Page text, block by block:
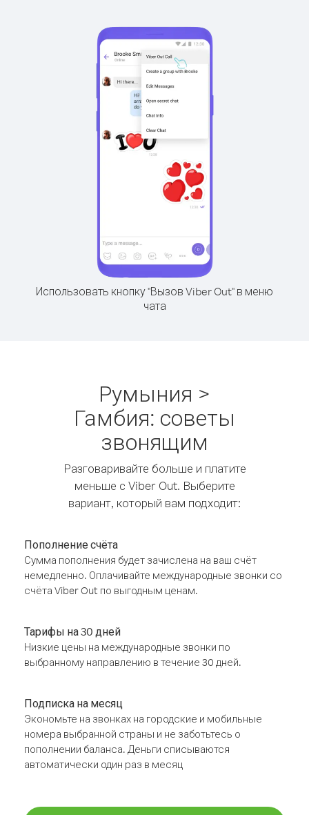
Использовать кнопку "Вызов Viber Out" в меню
чата
Румыния >
Гамбия: советы
звонящим
Разговаривайте больше и платите
меньше с Viber Out. Выберите
вариант, который вам подходит:
Пополнение счёта
Сумма пополнения будет зачислена на ваш счёт
немедленно. Оплачивайте международные звонки со
счёта Viber Out по выгодным ценам.
Тарифы на 30 дней
Низкие цены на международные звонки по
выбранному направлению в течение 30 дней.
Подписка на месяц
Экономьте на звонках на городские и мобильные
номера выбранной страны и не заботьтесь о
пополнении баланса. Деньги списываются
автоматически один раз в месяц